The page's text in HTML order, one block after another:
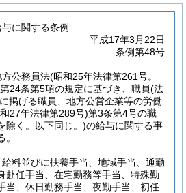
に関する条例
平成17年3月22日
条例第48号
公務員法(昭和25年法律第261号。
第24条第5項の規定に基づき、職員(法
掲げる職員、地方公営企業等の労働
27年法律第289号)第3条第4号の職
除く。以下同じ。)の給与に関する事
料並びに扶養手当、地域手当、通勤
赴任手当、在宅勤務等手当、特殊勤
当、休日勤務手当、夜勤手当、初任